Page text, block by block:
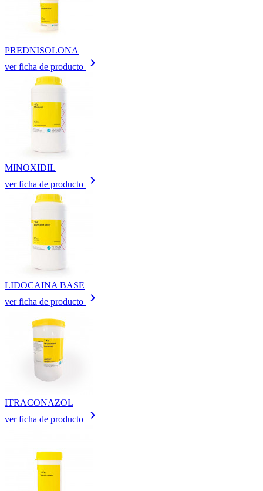
PREDNISOLONA
ver ficha de producto
keyboard_arrow_right
MINOXIDIL
ver ficha de producto
keyboard_arrow_right
LIDOCAINA BASE
ver ficha de producto
keyboard_arrow_right
ITRACONAZOL
ver ficha de producto
keyboard_arrow_right